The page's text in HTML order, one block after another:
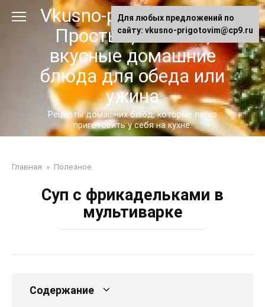
Vkusno-prigotovim.ru -
Простые, сытные,
вкусные домашние
блюда для обеда или
ужина
Рецепты домашних блюд, которые легко
приготовить у себя на кухне.
Главная » Полезное
Суп с фрикадельками в
мультиварке
Содержание
Для любых предложений по
сайту: vkusno-prigotovim@cp9.ru